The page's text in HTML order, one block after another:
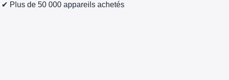
✔ Plus de 50 000 appareils achetés